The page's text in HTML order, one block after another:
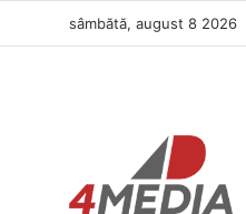
sâmbătă, august 8 2026